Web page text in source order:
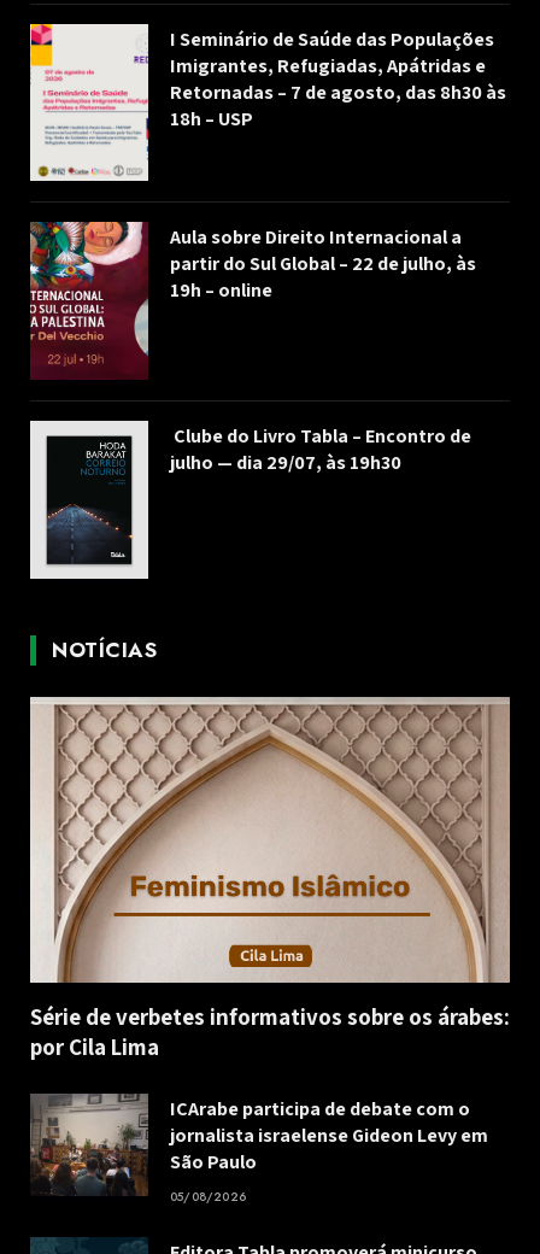
I Seminário de Saúde das Populações
Imigrantes, Refugiadas, Apátridas e
Retornadas – 7 de agosto, das 8h30 às
18h – USP
Aula sobre Direito Internacional a
partir do Sul Global – 22 de julho, às
19h – online
Clube do Livro Tabla – Encontro de
julho — dia 29/07, às 19h30
NOTÍCIAS
Série de verbetes informativos sobre os árabes:
por Cila Lima
ICArabe participa de debate com o
jornalista israelense Gideon Levy em
São Paulo
05/08/2026